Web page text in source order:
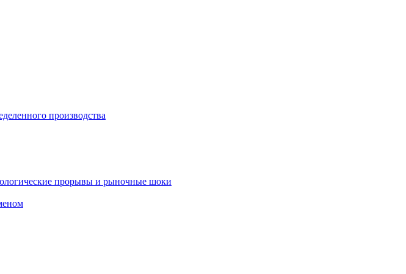
производства
прорывы и рыночные шоки